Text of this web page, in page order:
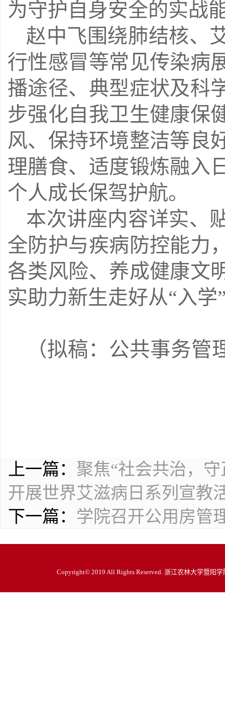
为守护自身安全的实战
赵中飞围绕肺结核、
行性感冒等常见传染病
播途径、典型症状及科
步强化自我卫生健康保
风、保持环境整洁等良
理膳食、适度锻炼融入
个人成长保驾护航。
本次讲座内容详实、
全防护与疾病防控能力
各类风险、养成健康文
实助力新生走好从“入
（拟稿：公共事务管
上一篇： 聚焦“社会共治，
开展世界艾滋病日系列宣教
下一篇： 学院召开公用房管
Copyright© 2019 All Rights Reserved. 浙江农林大学暨